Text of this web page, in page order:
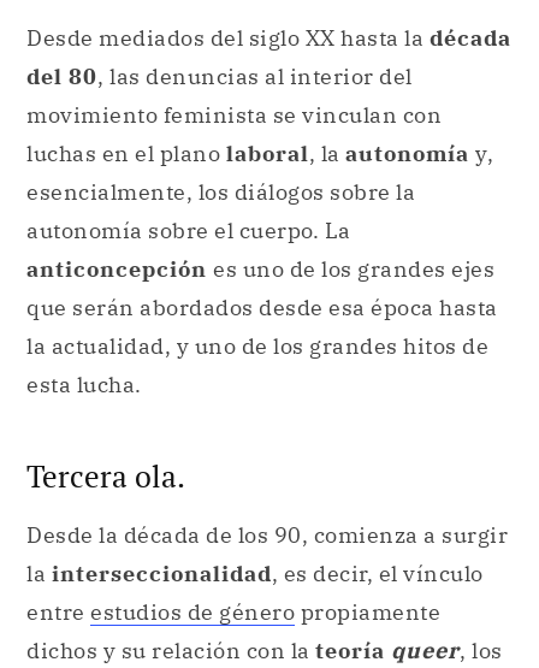
Desde mediados del siglo XX hasta la década
del 80, las denuncias al interior del
movimiento feminista se vinculan con
luchas en el plano laboral, la autonomía y,
esencialmente, los diálogos sobre la
autonomía sobre el cuerpo. La
anticoncepción es uno de los grandes ejes
que serán abordados desde esa época hasta
la actualidad, y uno de los grandes hitos de
esta lucha.
Tercera ola.
Desde la década de los 90, comienza a surgir
la interseccionalidad, es decir, el vínculo
entre estudios de género propiamente
dichos y su relación con la teoría queer, los